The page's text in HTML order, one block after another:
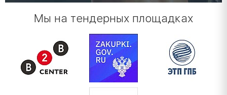
Мы на тендерных площадках